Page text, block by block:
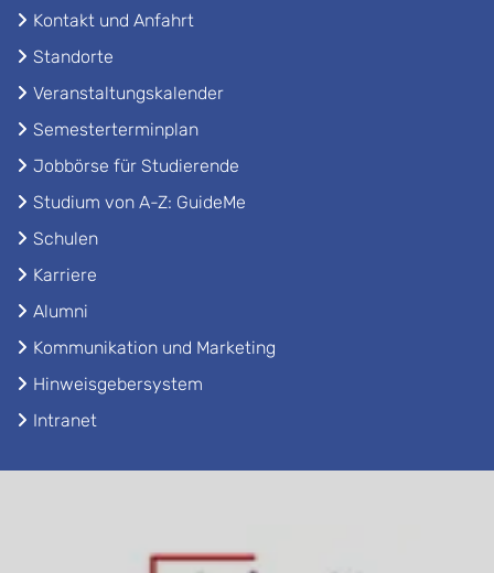
Kontakt und Anfahrt
Standorte
Veranstaltungskalender
Semesterterminplan
Jobbörse für Studierende
Studium von A-Z: GuideMe
Schulen
Karriere
Alumni
Kommunikation und Marketing
Hinweisgebersystem
Intranet